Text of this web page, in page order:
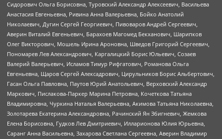
Сидорович Ольга Борисовна, Туровский Александр Алексеевич, Васильева
Анастасия Евгеньевна, Ривина Анна Валерьевна, Бойко Анатолий
Николаевич, Дугин Сергей Георгиевич, Пивоваров Андрей Сергеевич,
Аверин Виталий Евгеньевич, Барахоев Магомед Бекханович, Шарипков
Олег Викторович, Мошель Ирина Ароновна, Шведов Григорий Сергеевич,
Пономарев Лев Александрович, Каргалицкий Борис Юльевич, Созаев
Валерий Валерьевич, Исламов Тимур Рифгатович, Романова Ольга
Евгеньевна, Щаров Сергей Алексадрович, Цирульников Борис Альбертович,
Гасан Ольга Павловна, Паутов Юрий Анатольевич, Верховский Александр
Маркович, Пислакова-Паркер Марина Петровна, Кочеткова Татьяна
Владимировна, Чуркина Наталья Валерьевна, Акимова Татьяна Николаевна,
Золотарева Екатерина Александровна, Рачинский Ян Збигневич, Жемкова
Елена Борисовна, Гудков Лев Дмитриевич, Илларионова Юлия Юрьевна,
Саранг Анна Васильевна, Захарова Светлана Сергеевна, Аверин Владимир